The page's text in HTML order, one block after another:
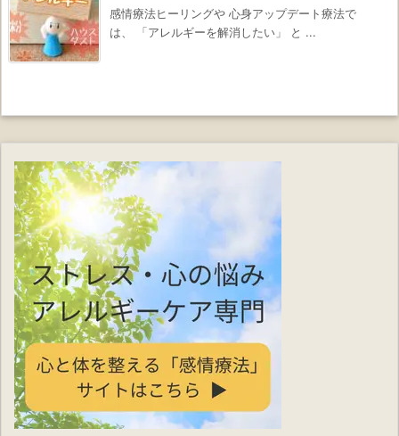
感情療法ヒーリングや 心身アップデート療法で
は、 「アレルギーを解消したい」 と ...